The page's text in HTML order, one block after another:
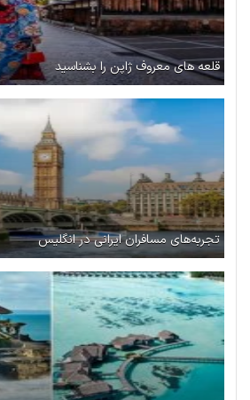
قلعه های معروف ژاپن را بشناسید
تجربه‌های مسافران ایرانی در انگلیس